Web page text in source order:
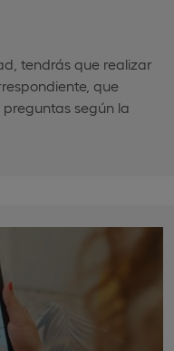
tendrás que realizar
que
según la